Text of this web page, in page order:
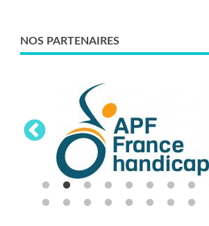
NOS PARTENAIRES